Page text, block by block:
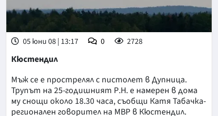
05 юни 08 | 13:17 0 2728
Кюстендил
Мъж се e прострелял с пистолет в Дупница.
Трупът на 25-годишният Р.Н. е намерен в дома
му снощи около 18.30 часа, съобщи Катя Табачка-
регионален говорител на МВР в Кюстендил.